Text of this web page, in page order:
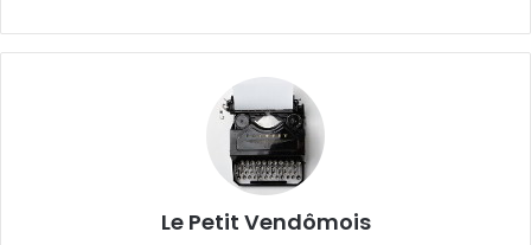
Le Petit Vendômois